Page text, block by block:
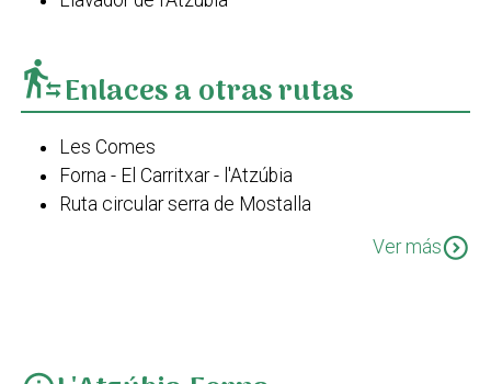
transfer_within_a_stationEnlaces a otras rutas
Les Comes
Forna - El Carritxar - l'Atzúbia
Ruta circular serra de Mostalla
Ver másexpand_circle_down